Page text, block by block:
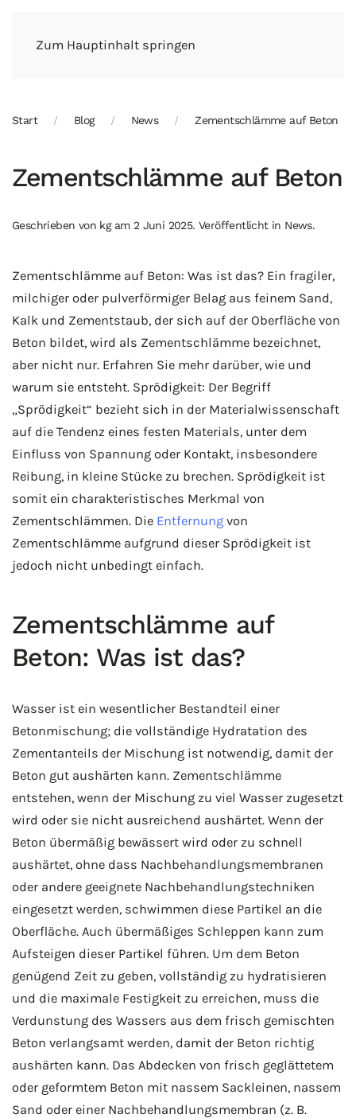
Zum Hauptinhalt springen
Start Blog News Zementschlämme auf Beton
Zementschlämme auf Beton
Geschrieben von kgam 2 Juni 2025. Veröffentlicht in News.
Zementschlämme auf Beton: Was ist das? Ein fragiler,
milchiger oder pulverförmiger Belag aus feinem Sand,
Kalk und Zementstaub, der sich auf der Oberfläche von
Beton bildet, wird als Zementschlämme bezeichnet,
aber nicht nur. Erfahren Sie mehr darüber, wie und
warum sie entsteht. Sprödigkeit: Der Begriff
„Sprödigkeit“ bezieht sich in der Materialwissenschaft
auf die Tendenz eines festen Materials, unter dem
Einfluss von Spannung oder Kontakt, insbesondere
Reibung, in kleine Stücke zu brechen. Sprödigkeit ist
somit ein charakteristisches Merkmal von
Zementschlämmen. Die Entfernung von
Zementschlämme aufgrund dieser Sprödigkeit ist
jedoch nicht unbedingt einfach.
Zementschlämme auf
Beton: Was ist das?
Wasser ist ein wesentlicher Bestandteil einer
Betonmischung; die vollständige Hydratation des
Zementanteils der Mischung ist notwendig, damit der
Beton gut aushärten kann. Zementschlämme
entstehen, wenn der Mischung zu viel Wasser zugesetzt
wird oder sie nicht ausreichend aushärtet. Wenn der
Beton übermäßig bewässert wird oder zu schnell
aushärtet, ohne dass Nachbehandlungsmembranen
oder andere geeignete Nachbehandlungstechniken
eingesetzt werden, schwimmen diese Partikel an die
Oberfläche. Auch übermäßiges Schleppen kann zum
Aufsteigen dieser Partikel führen. Um dem Beton
genügend Zeit zu geben, vollständig zu hydratisieren
und die maximale Festigkeit zu erreichen, muss die
Verdunstung des Wassers aus dem frisch gemischten
Beton verlangsamt werden, damit der Beton richtig
aushärten kann. Das Abdecken von frisch geglättetem
oder geformtem Beton mit nassem Sackleinen, nassem
Sand oder einer Nachbehandlungsmembran (z. B.